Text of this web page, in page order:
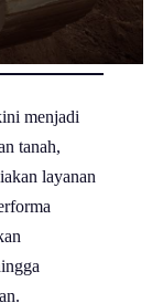
menjadi
tanah,
layanan